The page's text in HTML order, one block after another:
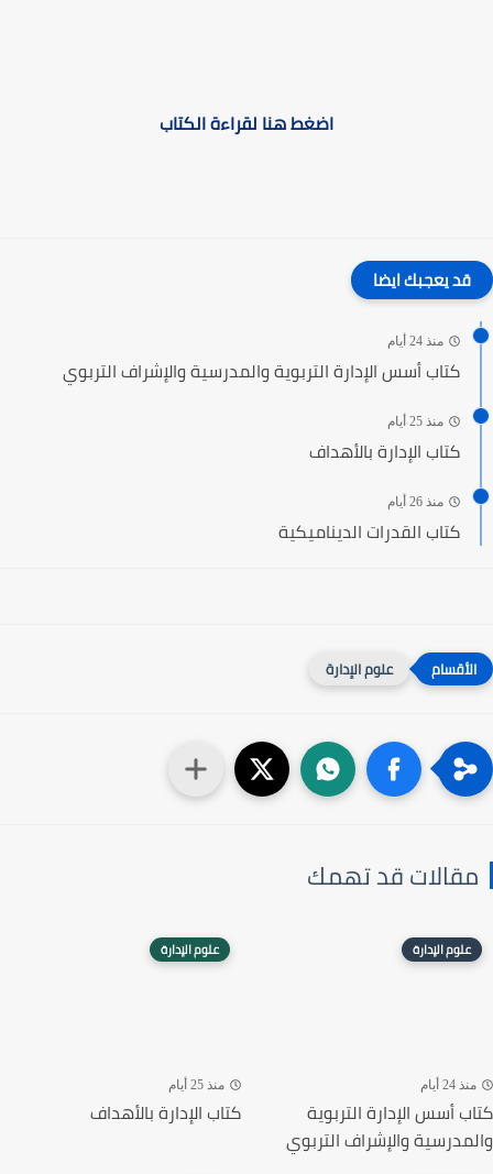
اضغط هنا لقراءة الكتاب
قد يعجبك ايضا
منذ 24 أيام
كتاب أسس الإدارة التربوية والمدرسية والإشراف التربوي
منذ 25 أيام
كتاب الإدارة بالأهداف
منذ 26 أيام
كتاب القدرات الديناميكية
علوم الإدارة
مقالات قد تهمك
علوم الإدارة
منذ 24 أيام
كتاب أسس الإدارة التربوية
والمدرسية والإشراف التربوي
علوم الإدارة
منذ 25 أيام
كتاب الإدارة بالأهداف